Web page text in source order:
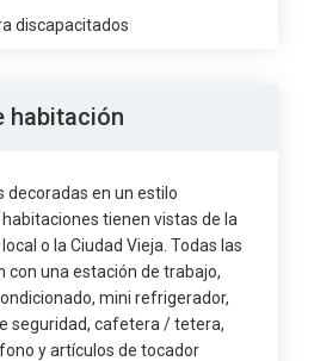
discapacitados
habitación
decoradas en un estilo
tienen vistas de la
o la Ciudad Vieja. Todas las
con una estación de trabajo,
mini refrigerador,
seguridad, cafetera / tetera,
y artículos de tocador